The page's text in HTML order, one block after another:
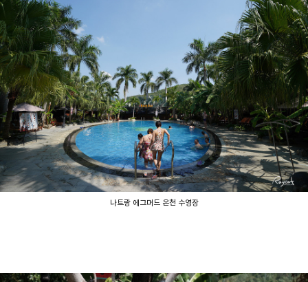
나트랑 에그머드 온천 수영장